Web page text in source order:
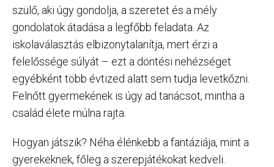
szülő, aki úgy gondolja, a szeretet és a mély
gondolatok átadása a legfőbb feladata. Az
iskolaválasztás elbizonytalanítja, mert érzi a
felelőssége súlyát – ezt a döntési nehézséget
egyébként több évtized alatt sem tudja levetkőzni.
Felnőtt gyermekének is úgy ad tanácsot, mintha a
család élete múlna rajta.
Hogyan játszik? Néha élénkebb a fantáziája, mint a
gyerekeknek, főleg a szerepjátékokat kedveli.